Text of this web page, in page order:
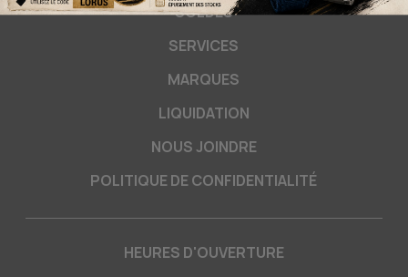
SOLDES
SERVICES
MARQUES
LIQUIDATION
NOUS JOINDRE
POLITIQUE DE CONFIDENTIALITÉ
HEURES D'OUVERTURE